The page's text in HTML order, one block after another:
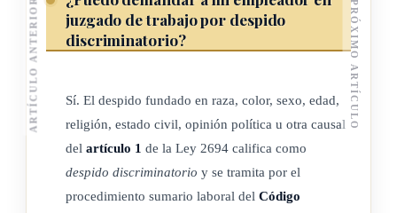
de éste que, en tal carácter, incurran en discriminación, serán
sancionados de conformidad con las penas establecidas por el
artículo 612
del Código de Trabajo. No obstante, en cuanto al patrono o
representantes no reincidentes, la Inspección General de
juzgado de trabajo por despido
discriminatorio?
Sí. El despido fundado en raza, color, sexo, edad,
religión, estado civil, opinión política u otra causal
del artículo 1 de la Ley 2694 califica como
despido discriminatorio y se tramita por el
procedimiento sumario laboral del Código
ARTÍCULO ANTERIOR PRÓXIMO ARTÍCULO